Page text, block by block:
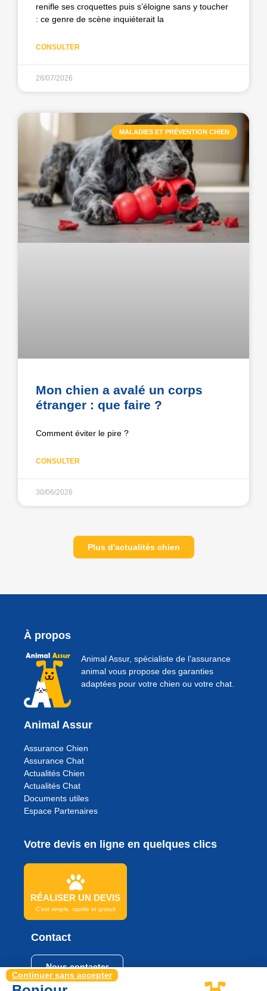
renifle ses croquettes puis s’éloigne sans y toucher
: ce genre de scène inquiéterait la
CONSULTER
28/07/2026
MALADIES ET PRÉVENTION CHIEN
Mon chien a avalé un corps
étranger : que faire ?
Comment éviter le pire ?
CONSULTER
30/06/2026
Plus d'actualités chien
À propos
Animal Assur, spécialiste de l’assurance
animal vous propose des garanties
adaptées pour votre chien ou votre chat.
Animal Assur
Assurance Chien
Assurance Chat
Actualités Chien
Actualités Chat
Documents utiles
Espace Partenaires
Votre devis en ligne en quelques clics
RÉALISER UN DEVIS
C'est simple, rapide et gratuit
Contact
Nous contacter
Continuer sans accepter